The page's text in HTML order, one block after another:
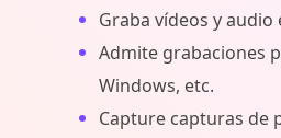
Graba vídeos y audio
Admite grabaciones
Windows, etc.
Capture capturas de